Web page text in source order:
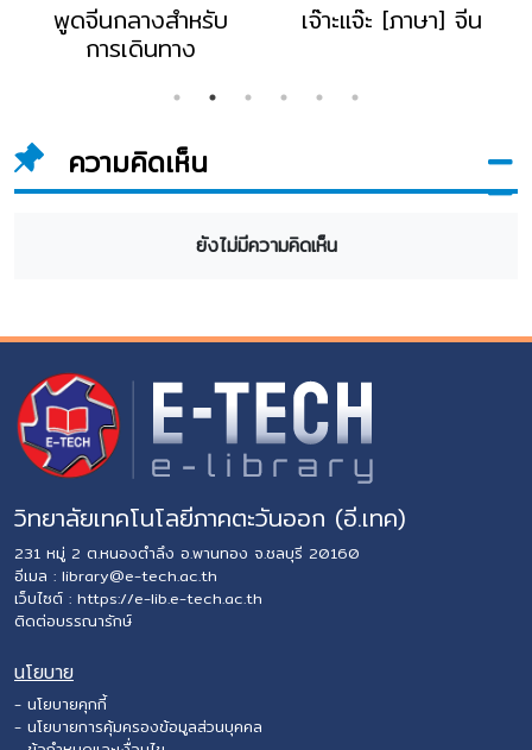
พูดจีนกลางสำหรับ
การเดินทาง
เจ๊าะแจ๊ะ [ภาษา] จีน
ความคิดเห็น
ยังไม่มีความคิดเห็น
วิทยาลัยเทคโนโลยีภาคตะวันออก (อี.เทค)
231 หมู่ 2 ต.หนองตำลึง อ.พานทอง จ.ชลบุรี 20160
อีเมล : library@e-tech.ac.th
เว็บไซต์ : https://e-lib.e-tech.ac.th
ติดต่อบรรณารักษ์
นโยบาย
- นโยบายคุกกี้
- นโยบายการคุ้มครองข้อมูลส่วนบุคคล